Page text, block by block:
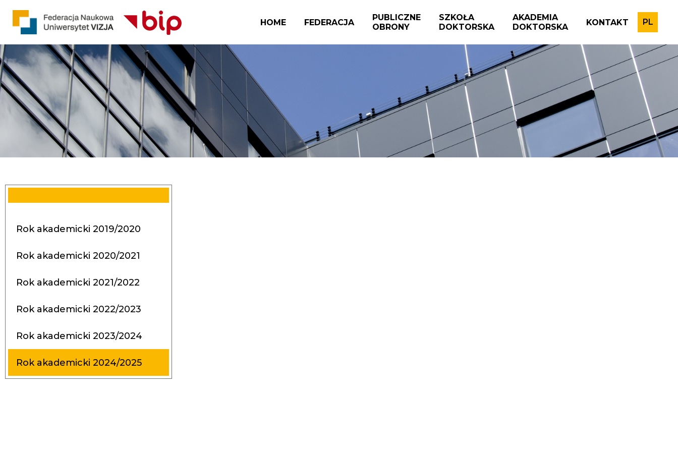
HOME FEDERACJA
PUBLICZNE
OBRONY
SZKOŁA
DOKTORSKA
AKADEMIA
DOKTORSKA
KONTAKT PL
Rok akademicki 2019/2020
Rok akademicki 2020/2021
Rok akademicki 2021/2022
Rok akademicki 2022/2023
Rok akademicki 2023/2024
Rok akademicki 2024/2025